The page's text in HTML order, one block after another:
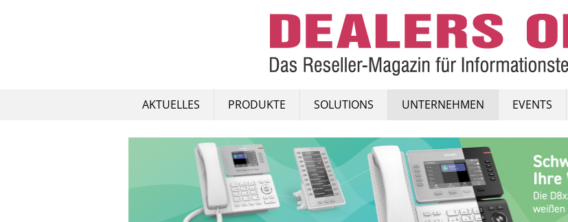
AKTUELLES PRODUKTE SOLUTIONS UNTERNEHMEN EVENTS